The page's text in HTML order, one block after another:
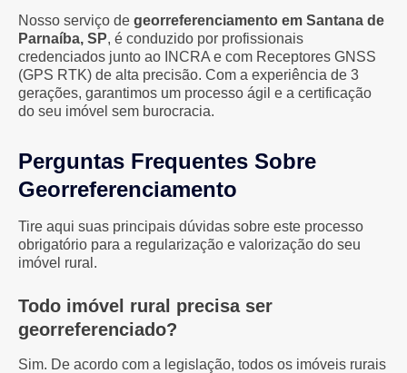
Nosso serviço de georreferenciamento em Santana de
Parnaíba, SP, é conduzido por profissionais
credenciados junto ao INCRA e com Receptores GNSS
(GPS RTK) de alta precisão. Com a experiência de 3
gerações, garantimos um processo ágil e a certificação
do seu imóvel sem burocracia.
Perguntas Frequentes Sobre
Georreferenciamento
Tire aqui suas principais dúvidas sobre este processo
obrigatório para a regularização e valorização do seu
imóvel rural.
Todo imóvel rural precisa ser
georreferenciado?
Sim. De acordo com a legislação, todos os imóveis rurais